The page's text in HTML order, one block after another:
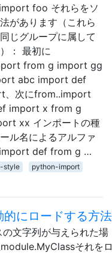
foo それらをソ
があります（これら
じグループに属して
： 最初に
from g import gg
abc import def
、次にfrom..import
import x from g
xx インポートの種
ル名によるアルファ
def from g …
style
python-import
にロードする方法
文字列が与えられた場
それを